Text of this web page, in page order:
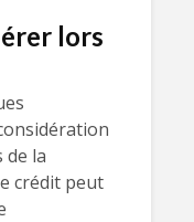
lors
de la
crédit peut